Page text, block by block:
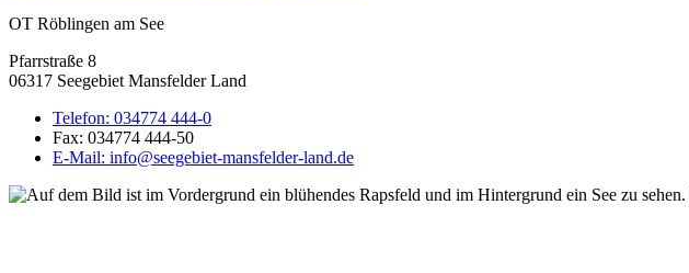
OT Röblingen am See
Pfarrstraße 8
06317 Seegebiet Mansfelder Land
Telefon: 034774 444-0
Fax: 034774 444-50
E-Mail: info@seegebiet-mansfelder-land.de